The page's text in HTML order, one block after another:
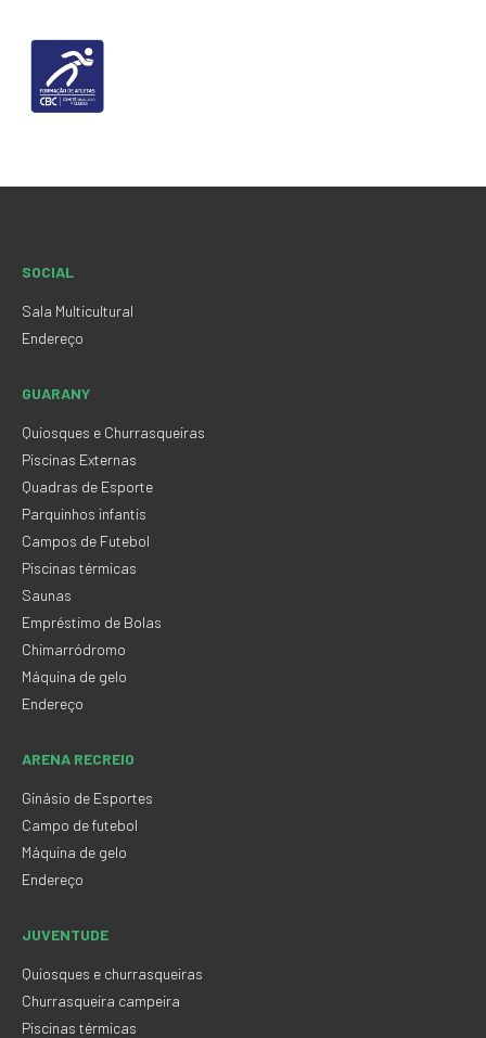
SOCIAL
Sala Multicultural
Endereço
GUARANY
Quiosques e Churrasqueiras
Piscinas Externas
Quadras de Esporte
Parquinhos infantis
Campos de Futebol
Piscinas térmicas
Saunas
Empréstimo de Bolas
Chimarródromo
Máquina de gelo
Endereço
ARENA RECREIO
Ginásio de Esportes
Campo de futebol
Máquina de gelo
Endereço
JUVENTUDE
Quiosques e churrasqueiras
Churrasqueira campeira
Piscinas térmicas